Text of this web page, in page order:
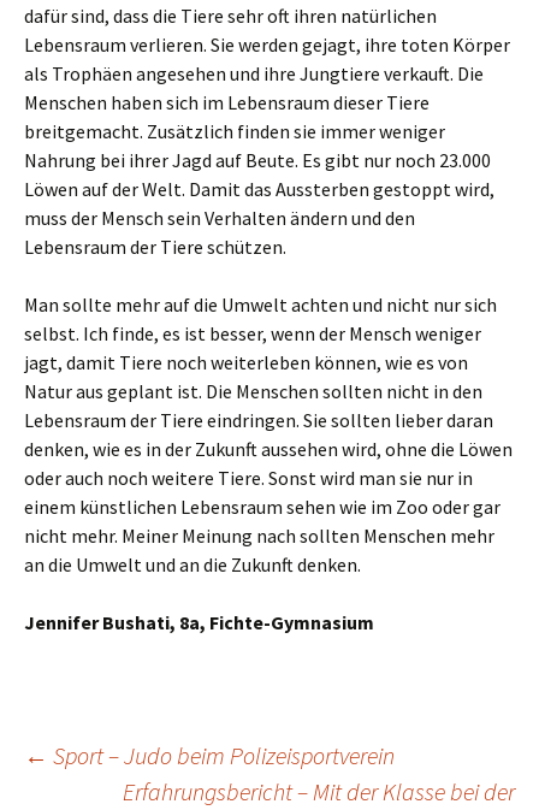
dafür sind, dass die Tiere sehr oft ihren natürlichen
Lebensraum verlieren. Sie werden gejagt, ihre toten Körper
als Trophäen angesehen und ihre Jungtiere verkauft. Die
Menschen haben sich im Lebensraum dieser Tiere
breitgemacht. Zusätzlich finden sie immer weniger
Nahrung bei ihrer Jagd auf Beute. Es gibt nur noch 23.000
Löwen auf der Welt. Damit das Aussterben gestoppt wird,
muss der Mensch sein Verhalten ändern und den
Lebensraum der Tiere schützen.
Man sollte mehr auf die Umwelt achten und nicht nur sich
selbst. Ich finde, es ist besser, wenn der Mensch weniger
jagt, damit Tiere noch weiterleben können, wie es von
Natur aus geplant ist. Die Menschen sollten nicht in den
Lebensraum der Tiere eindringen. Sie sollten lieber daran
denken, wie es in der Zukunft aussehen wird, ohne die Löwen
oder auch noch weitere Tiere. Sonst wird man sie nur in
einem künstlichen Lebensraum sehen wie im Zoo oder gar
nicht mehr. Meiner Meinung nach sollten Menschen mehr
an die Umwelt und an die Zukunft denken.
Jennifer Bushati, 8a, Fichte-Gymnasium
Beitragsnavigation
← Sport – Judo beim Polizeisportverein
Erfahrungsbericht – Mit der Klasse bei der